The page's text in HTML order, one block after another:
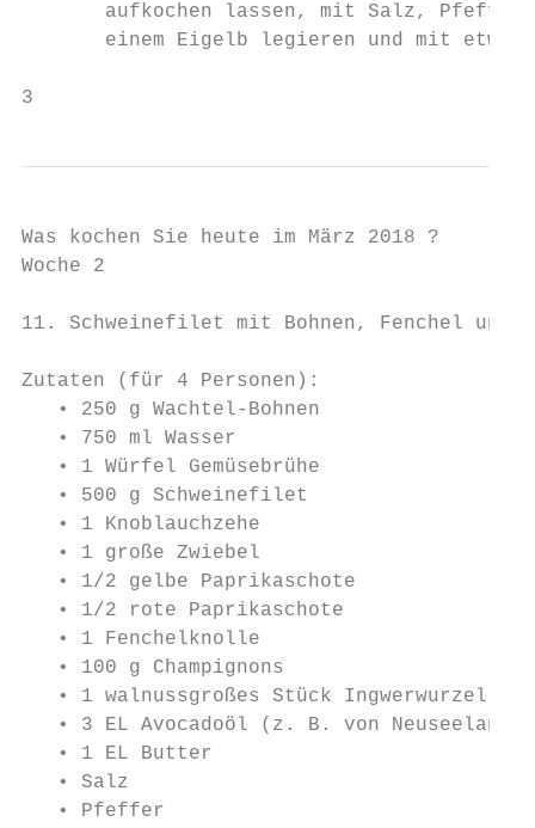
aufkochen lassen, mit Salz,
einem Eigelb legieren und mit
3
Was kochen Sie heute im März 2018 ?
Woche 2
11. Schweinefilet mit Bohnen, Fenchel und
Zutaten (für 4 Personen):
   • 250 g Wachtel-Bohnen
   • 750 ml Wasser
   • 1 Würfel Gemüsebrühe
   • 500 g Schweinefilet
   • 1 Knoblauchzehe
   • 1 große Zwiebel
   • 1/2 gelbe Paprikaschote
   • 1/2 rote Paprikaschote
   • 1 Fenchelknolle
   • 100 g Champignons
   • 1 walnussgroßes Stück Ingwerwurzel
• 3 EL Avocadoöl (z. B. von
   • 1 EL Butter
   • Salz
   • Pfeffer